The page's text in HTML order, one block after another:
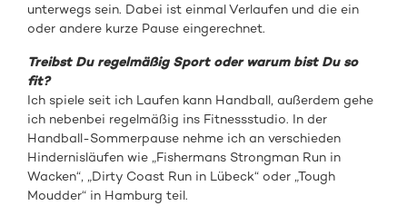
unterwegs sein. Dabei ist einmal Verlaufen und die ein
oder andere kurze Pause eingerechnet.
Treibst Du regelmäßig Sport oder warum bist Du so
fit?
Ich spiele seit ich Laufen kann Handball, außerdem gehe
ich nebenbei regelmäßig ins Fitnessstudio. In der
Handball-Sommerpause nehme ich an verschieden
Hindernisläufen wie „Fishermans Strongman Run in
Wacken“, „Dirty Coast Run in Lübeck“ oder „Tough
Moudder“ in Hamburg teil.